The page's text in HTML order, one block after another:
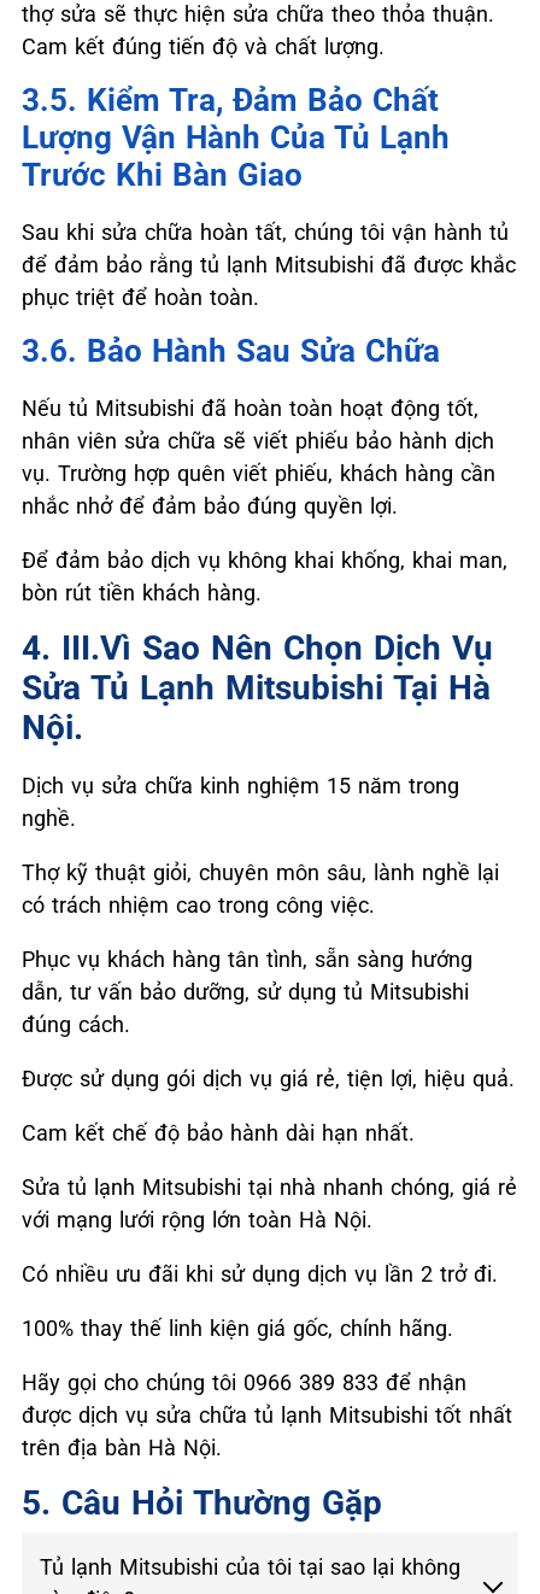
thợ sửa sẽ thực hiện sửa chữa theo thỏa thuận.
Cam kết đúng tiến độ và chất lượng.
3.5. Kiểm Tra, Đảm Bảo Chất
Lượng Vận Hành Của Tủ Lạnh
Trước Khi Bàn Giao
Sau khi sửa chữa hoàn tất, chúng tôi vận hành tủ
để đảm bảo rằng tủ lạnh Mitsubishi đã được khắc
phục triệt để hoàn toàn.
3.6. Bảo Hành Sau Sửa Chữa
Nếu tủ Mitsubishi đã hoàn toàn hoạt động tốt,
nhân viên sửa chữa sẽ viết phiếu bảo hành dịch
vụ. Trường hợp quên viết phiếu, khách hàng cần
nhắc nhở để đảm bảo đúng quyền lợi.
Để đảm bảo dịch vụ không khai khống, khai man,
bòn rút tiền khách hàng.
4. III.Vì Sao Nên Chọn Dịch Vụ
Sửa Tủ Lạnh Mitsubishi Tại Hà
Nội.
Dịch vụ sửa chữa kinh nghiệm 15 năm trong
nghề.
Thợ kỹ thuật giỏi, chuyên môn sâu, lành nghề lại
có trách nhiệm cao trong công việc.
Phục vụ khách hàng tân tình, sẵn sàng hướng
dẫn, tư vấn bảo dưỡng, sử dụng tủ Mitsubishi
đúng cách.
Được sử dụng gói dịch vụ giá rẻ, tiện lợi, hiệu quả.
Cam kết chế độ bảo hành dài hạn nhất.
Sửa tủ lạnh Mitsubishi tại nhà nhanh chóng, giá rẻ
với mạng lưới rộng lớn toàn Hà Nội.
Có nhiều ưu đãi khi sử dụng dịch vụ lần 2 trở đi.
100% thay thế linh kiện giá gốc, chính hãng.
Hãy gọi cho chúng tôi 0966 389 833 để nhận
được dịch vụ sửa chữa tủ lạnh Mitsubishi tốt nhất
trên địa bàn Hà Nội.
5. Câu Hỏi Thường Gặp
Tủ lạnh Mitsubishi của tôi tại sao lại không